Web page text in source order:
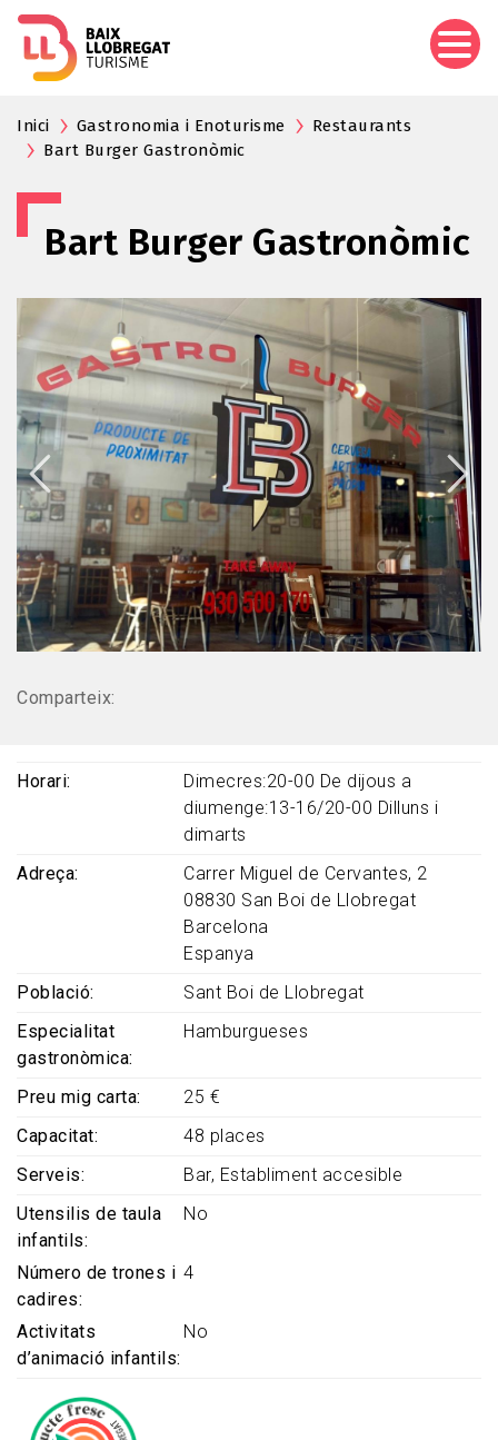
Inici Gastronomia i Enoturisme
Restaurants
Bart Burger Gastronòmic
Bart Burger Gastronòmic
Comparteix:
Horari
Dimecres:20-00 De dijous a
diumenge:13-16/20-00 Dilluns i
dimarts
Adreça
Carrer Miguel de Cervantes, 2
08830 San Boi de Llobregat
Barcelona
Espanya
Població
Sant Boi de Llobregat
Especialitat
gastronòmica
Hamburgueses
Preu mig carta
25 €
Capacitat
48 places
Serveis
Bar Establiment accesible
Utensilis de taula
infantils
No
Número de trones i
cadires
4
Activitats
d’animació infantils
No